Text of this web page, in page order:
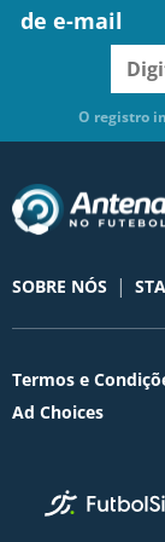
de e-mail
O registro
SOBRE NÓS |
Termos e
Ad Choices